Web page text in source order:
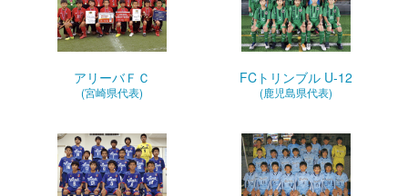
アリーバＦＣ
(宮崎県代表)
FCトリンブル U-12
(鹿児島県代表)